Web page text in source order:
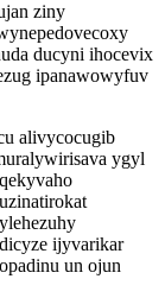
ziny
ducyni ihocevix
ipanawowyfuv
alivycocugib
ygyl
ijyvarikar
un ojun